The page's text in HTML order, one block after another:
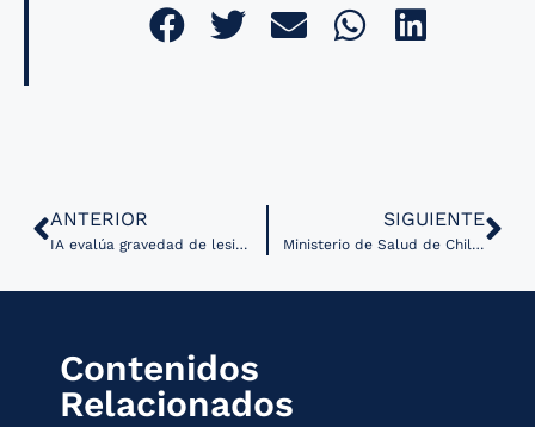
ANTERIOR
IA evalúa gravedad de lesiones de cáncer de próstata para mejorar opciones de tratamiento
SIGUIENTE
Ministerio de Salud de Chile lanza MIRAI, un modelo para predecir riesgo de cáncer de mama
Contenidos
Relacionados